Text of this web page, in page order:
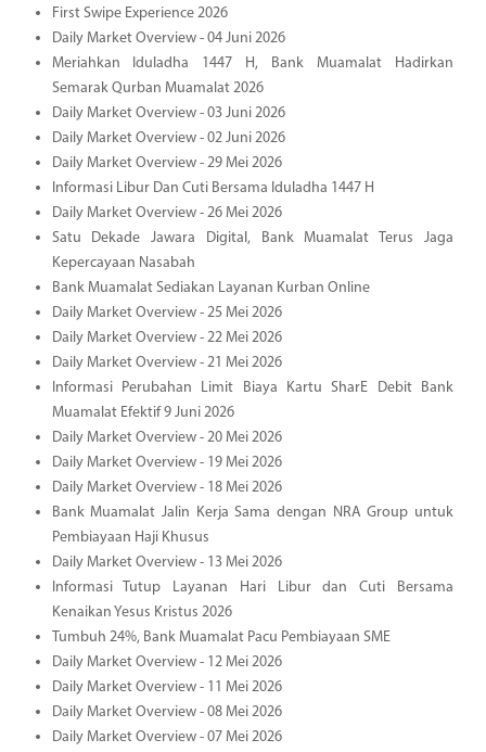
First Swipe Experience 2026
Daily Market Overview - 04 Juni 2026
Meriahkan Iduladha 1447 H, Bank Muamalat Hadirkan
Semarak Qurban Muamalat 2026
Daily Market Overview - 03 Juni 2026
Daily Market Overview - 02 Juni 2026
Daily Market Overview - 29 Mei 2026
Informasi Libur Dan Cuti Bersama Iduladha 1447 H
Daily Market Overview - 26 Mei 2026
Satu Dekade Jawara Digital, Bank Muamalat Terus Jaga
Kepercayaan Nasabah
Bank Muamalat Sediakan Layanan Kurban Online
Daily Market Overview - 25 Mei 2026
Daily Market Overview - 22 Mei 2026
Daily Market Overview - 21 Mei 2026
Informasi Perubahan Limit Biaya Kartu SharE Debit Bank
Muamalat Efektif 9 Juni 2026
Daily Market Overview - 20 Mei 2026
Daily Market Overview - 19 Mei 2026
Daily Market Overview - 18 Mei 2026
Bank Muamalat Jalin Kerja Sama dengan NRA Group untuk
Pembiayaan Haji Khusus
Daily Market Overview - 13 Mei 2026
Informasi Tutup Layanan Hari Libur dan Cuti Bersama
Kenaikan Yesus Kristus 2026
Tumbuh 24%, Bank Muamalat Pacu Pembiayaan SME
Daily Market Overview - 12 Mei 2026
Daily Market Overview - 11 Mei 2026
Daily Market Overview - 08 Mei 2026
Daily Market Overview - 07 Mei 2026